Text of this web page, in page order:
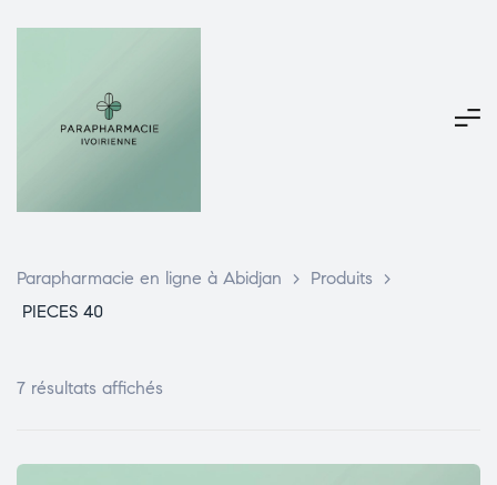
Parapharmacie en ligne à Abidjan > Produits
>
PIECES 40
7 résultats affichés